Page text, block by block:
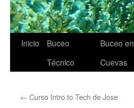
Inicio
Buceo
Técnico
Buceo en
Cuevas
← Curso Intro to Tech de Jose